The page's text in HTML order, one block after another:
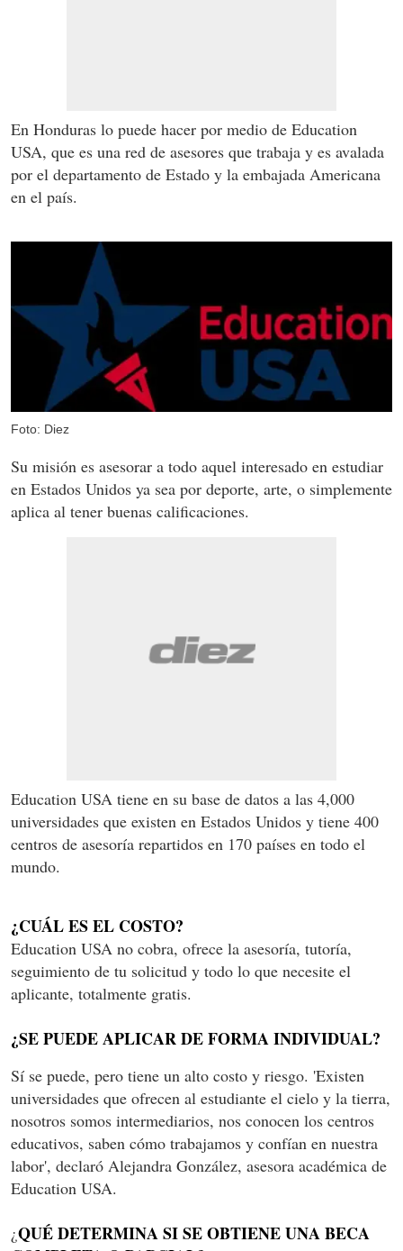
En Honduras lo puede hacer por medio de Education
USA, que es una red de asesores que trabaja y es avalada
por el departamento de Estado y la embajada Americana
en el país.
Foto: Diez
Su misión es asesorar a todo aquel interesado en estudiar
en Estados Unidos ya sea por deporte, arte, o simplemente
aplica al tener buenas calificaciones.
Education USA tiene en su base de datos a las 4,000
universidades que existen en Estados Unidos y tiene 400
centros de asesoría repartidos en 170 países en todo el
mundo.
¿CUÁL ES EL COSTO?
Education USA no cobra, ofrece la asesoría, tutoría,
seguimiento de tu solicitud y todo lo que necesite el
aplicante, totalmente gratis.
¿SE PUEDE APLICAR DE FORMA INDIVIDUAL?
Sí se puede, pero tiene un alto costo y riesgo. 'Existen
universidades que ofrecen al estudiante el cielo y la tierra,
nosotros somos intermediarios, nos conocen los centros
educativos, saben cómo trabajamos y confían en nuestra
labor', declaró Alejandra González, asesora académica de
Education USA.
¿QUÉ DETERMINA SI SE OBTIENE UNA BECA